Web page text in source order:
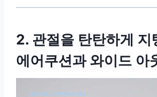
2. 관절을 탄탄하게 지
에어쿠션과 와이드 아